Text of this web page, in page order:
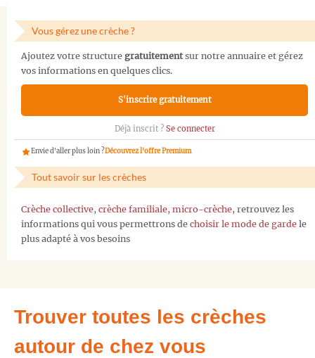
Vous gérez une crèche ?
Ajoutez votre structure gratuitementsur notre annuaire et gérez
vos informations en quelques clics.
S'inscrire gratuitement
Déjà inscrit ? Se connecter
Envie d'aller plus loin ?Découvrez l'offre Premium
Tout savoir sur les crèches
Crèche collective, crèche familiale, micro-crèche, retrouvez les
informations qui vous permettrons de choisir le mode de garde le
plus adapté à vos besoins
Trouver toutes les crèches
autour de chez vous